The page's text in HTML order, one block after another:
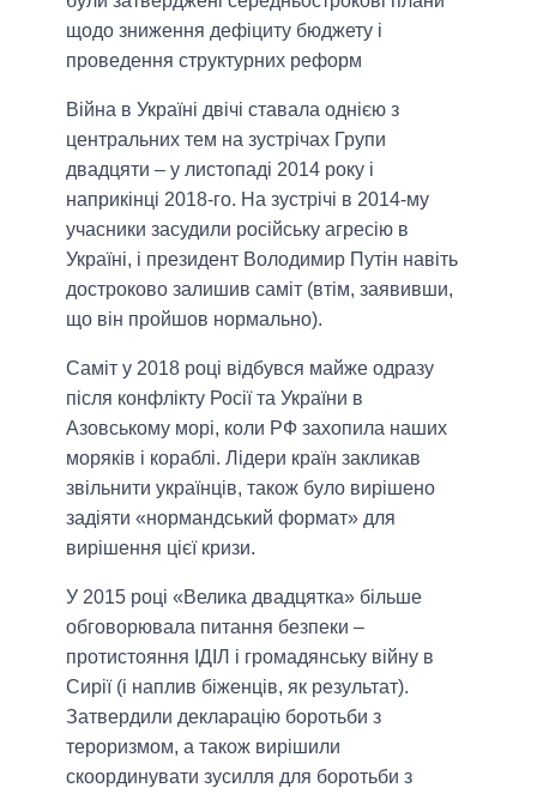
щодо зниження дефіциту бюджету і
проведення структурних реформ
Війна в Україні двічі ставала однією з
центральних тем на зустрічах Групи
двадцяти – у листопаді 2014 року і
наприкінці 2018-го. На зустрічі в 2014-му
учасники засудили російську агресію в
Україні, і президент Володимир Путін навіть
достроково залишив саміт (втім, заявивши,
що він пройшов нормально).
Саміт у 2018 році відбувся майже одразу
після конфлікту Росії та України в
Азовському морі, коли РФ захопила наших
моряків і кораблі. Лідери країн закликав
звільнити українців, також було вирішено
задіяти «нормандський формат» для
вирішення цієї кризи.
У 2015 році «Велика двадцятка» більше
обговорювала питання безпеки –
протистояння ІДІЛ і громадянську війну в
Сирії (і наплив біженців, як результат).
Затвердили декларацію боротьби з
тероризмом, а також вирішили
скоординувати зусилля для боротьби з